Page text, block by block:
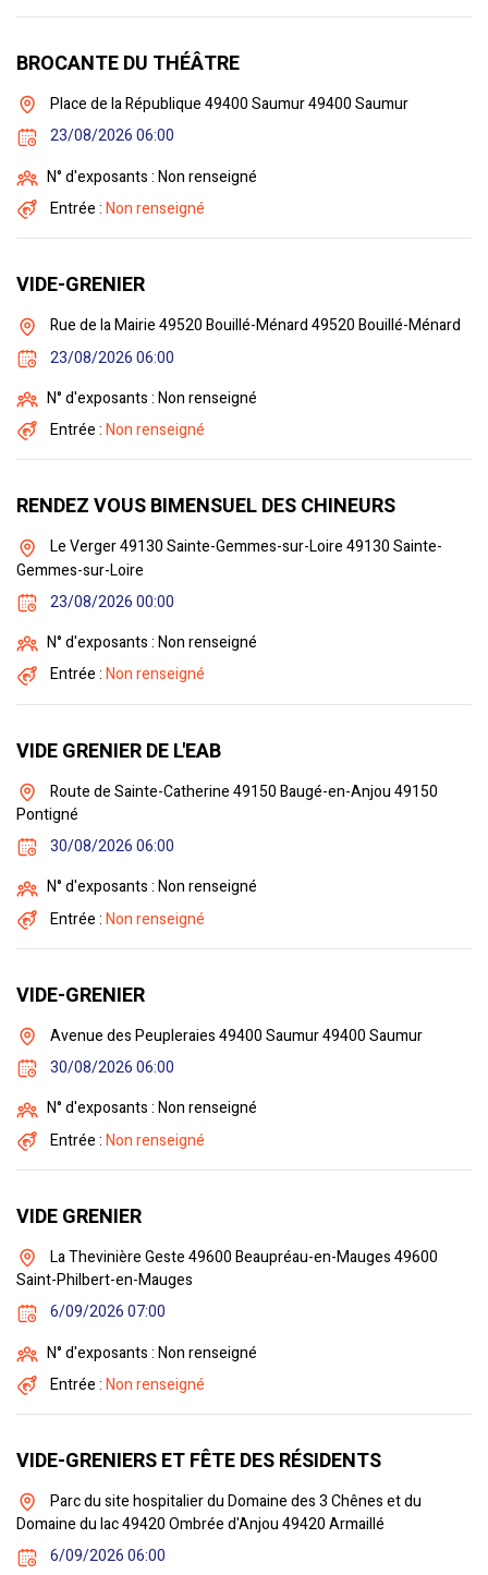
BROCANTE DU THÉÂTRE
Place de la République 49400 Saumur 49400 Saumur
23/08/2026 06:00
N° d'exposants : Non renseigné
Entrée :Non renseigné
VIDE-GRENIER
Rue de la Mairie 49520 Bouillé-Ménard 49520 Bouillé-Ménard
23/08/2026 06:00
N° d'exposants : Non renseigné
Entrée :Non renseigné
RENDEZ VOUS BIMENSUEL DES CHINEURS
Le Verger 49130 Sainte-Gemmes-sur-Loire 49130 Sainte-
Gemmes-sur-Loire
23/08/2026 00:00
N° d'exposants : Non renseigné
Entrée :Non renseigné
VIDE GRENIER DE L'EAB
Route de Sainte-Catherine 49150 Baugé-en-Anjou 49150
Pontigné
30/08/2026 06:00
N° d'exposants : Non renseigné
Entrée :Non renseigné
VIDE-GRENIER
Avenue des Peupleraies 49400 Saumur 49400 Saumur
30/08/2026 06:00
N° d'exposants : Non renseigné
Entrée :Non renseigné
VIDE GRENIER
La Thevinière Geste 49600 Beaupréau-en-Mauges 49600
Saint-Philbert-en-Mauges
6/09/2026 07:00
N° d'exposants : Non renseigné
Entrée :Non renseigné
VIDE-GRENIERS ET FÊTE DES RÉSIDENTS
Parc du site hospitalier du Domaine des 3 Chênes et du
Domaine du lac 49420 Ombrée d'Anjou 49420 Armaillé
6/09/2026 06:00